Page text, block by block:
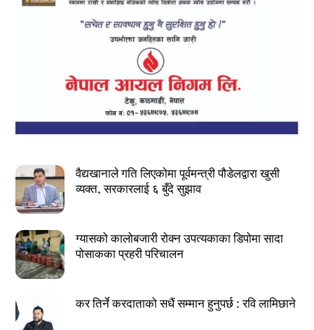
वैद्यखानाले गति लिएकोमा पूर्वमन्त्री पौडेलद्वारा खुसी
व्यक्त, सरकारलाई ६ बुँदे सुझाव
ग्यासको कालोबजारी रोक्न उपत्यकाका डिपोमा सादा
पोसाकका प्रहरी परिचालन
कर तिर्ने करदाताको सधैं सम्मान हुनुपर्छ : रवि लामिछाने